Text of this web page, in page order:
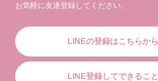
お気軽に友達登録してください。
LINEの登録はこちらから
LINE登録してできること